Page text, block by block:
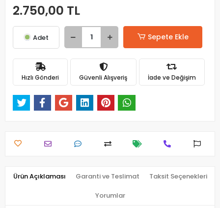
2.750,00 TL
Adet Sepete Ekle
Hızlı Gönderi Güvenli Alışveriş İade ve Değişim
Ürün Açıklaması Garanti ve Teslimat Taksit Seçenekleri
Yorumlar